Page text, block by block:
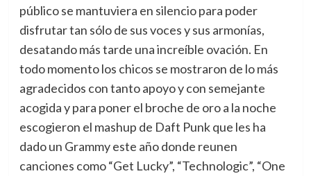
público se mantuviera en silencio para poder
disfrutar tan sólo de sus voces y sus armonías,
desatando más tarde una increíble ovación. En
todo momento los chicos se mostraron de lo más
agradecidos con tanto apoyo y con semejante
acogida y para poner el broche de oro a la noche
escogieron el mashup de Daft Punk que les ha
dado un Grammy este año donde reunen
canciones como “Get Lucky”, “Technologic”, “One